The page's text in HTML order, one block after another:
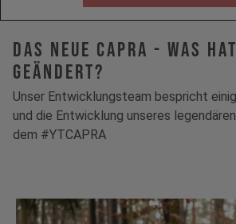
Das neue Capra - Was
geändert?
Unser Entwicklungsteam bespricht
und die Entwicklung unseres
dem #YTCAPRA